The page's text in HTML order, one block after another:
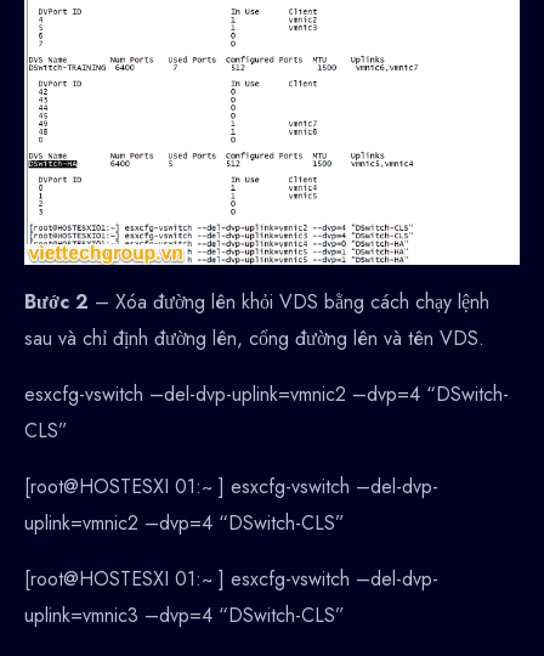
Bước 2 – Xóa đường lên khỏi VDS bằng cách chạy lệnh
sau và chỉ định đường lên, cổng đường lên và tên VDS.
esxcfg-vswitch –del-dvp-uplink=vmnic2 –dvp=4 “DSwitch-
CLS”
[root@HOSTESXI 01:~ ] esxcfg-vswitch –del-dvp-
uplink=vmnic2 –dvp=4 “DSwitch-CLS”
[root@HOSTESXI 01:~ ] esxcfg-vswitch –del-dvp-
uplink=vmnic3 –dvp=4 “DSwitch-CLS”